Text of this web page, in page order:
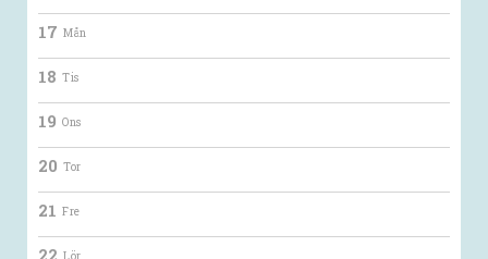
17Mån
18Tis
19Ons
20Tor
21Fre
22